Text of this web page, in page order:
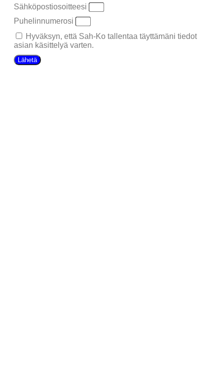
Sähköpostiosoitteesi
Puhelinnumerosi
Hyväksyn, että Sah-Ko tallentaa täyttämäni tiedot
asian käsittelyä varten.
Lähetä